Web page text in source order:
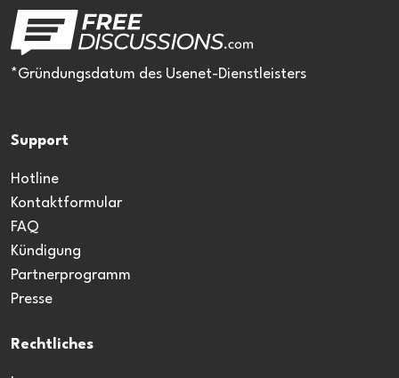
*Gründungsdatum des Usenet-Dienstleisters
Support
Hotline
Kontaktformular
FAQ
Kündigung
Partnerprogramm
Presse
Rechtliches